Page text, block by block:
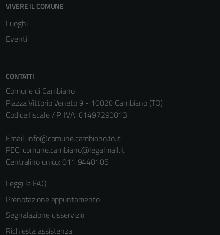
VIVERE IL COMUNE
Luoghi
Eventi
CONTATTI
Comune di Cambiano
Piazza Vittorio Veneto 9 - 10020 Cambiano (TO)
Codice fiscale / P. IVA: 01497290013
Email: info@comune.cambiano.to.it
PEC: comune.cambiano@legalmail.it
Centralino unico: 011 9440105
Leggi le FAQ
Prenotazione appuntamento
Segnalazione disservizio
Richiesta assistenza